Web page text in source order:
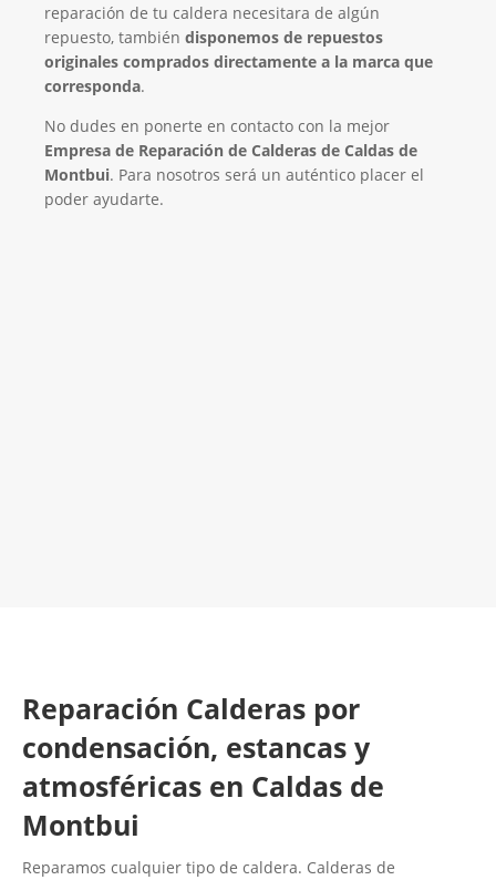
reparación de tu caldera necesitara de algún
repuesto, también disponemos de repuestos
originales comprados directamente a la marca que
corresponda.
No dudes en ponerte en contacto con la mejor
Empresa de Reparación de Calderas de Caldas de
Montbui. Para nosotros será un auténtico placer el
poder ayudarte.
Reparación Calderas por
condensación, estancas y
atmosféricas en Caldas de
Montbui
Reparamos cualquier tipo de caldera. Calderas de